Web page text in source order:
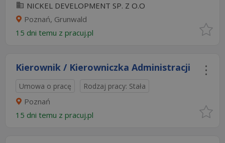
NICKEL DEVELOPMENT SP. Z O.O
Poznań, Grunwald
15 dni temu z pracuj.pl
Kierownik / Kierowniczka Administracji
Umowa o pracę Rodzaj pracy: Stała
Poznań
15 dni temu z pracuj.pl